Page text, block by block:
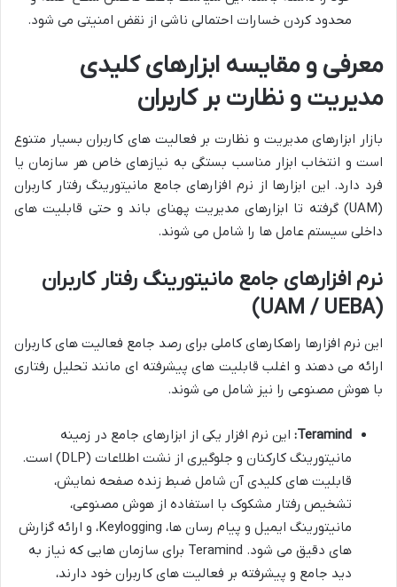
محدود کردن خسارات احتمالی ناشی از نقض امنیتی می شود.
معرفی و مقایسه ابزارهای کلیدی
مدیریت و نظارت بر کاربران
بازار ابزارهای مدیریت و نظارت بر فعالیت های کاربران بسیار متنوع
است و انتخاب ابزار مناسب بستگی به نیازهای خاص هر سازمان یا
فرد دارد. این ابزارها از نرم افزارهای جامع مانیتورینگ رفتار کاربران
(UAM) گرفته تا ابزارهای مدیریت پهنای باند و حتی قابلیت های
داخلی سیستم عامل ها را شامل می شوند.
نرم افزارهای جامع مانیتورینگ رفتار کاربران
(UAM / UEBA)
این نرم افزارها راهکارهای کاملی برای رصد جامع فعالیت های کاربران
ارائه می دهند و اغلب قابلیت های پیشرفته ای مانند تحلیل رفتاری
با هوش مصنوعی را نیز شامل می شوند.
Teramind: این نرم افزار یکی از ابزارهای جامع در زمینه
مانیتورینگ کارکنان و جلوگیری از نشت اطلاعات (DLP) است.
قابلیت های کلیدی آن شامل ضبط زنده صفحه نمایش،
تشخیص رفتار مشکوک با استفاده از هوش مصنوعی،
مانیتورینگ ایمیل و پیام رسان ها، Keylogging، و ارائه گزارش
های دقیق می شود. Teramind برای سازمان هایی که نیاز به
دید جامع و پیشرفته بر فعالیت های کاربران خود دارند،